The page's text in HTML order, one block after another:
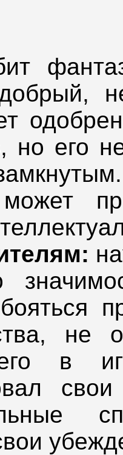
но его
не
его в